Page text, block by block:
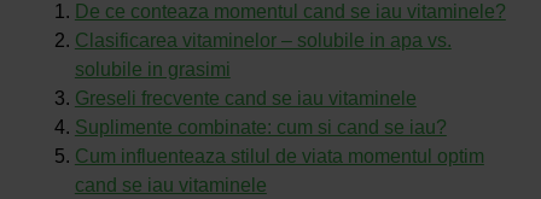
De ce conteaza momentul cand se iau vitaminele?
Clasificarea vitaminelor – solubile in apa vs.
solubile in grasimi
Greseli frecvente cand se iau vitaminele
Suplimente combinate: cum si cand se iau?
Cum influenteaza stilul de viata momentul optim
cand se iau vitaminele